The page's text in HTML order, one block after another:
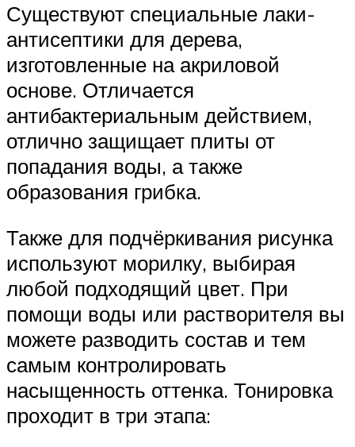
Существуют специальные лаки-
антисептики для дерева,
изготовленные на акриловой
основе. Отличается
антибактериальным действием,
отлично защищает плиты от
попадания воды, а также
образования грибка.
Также для подчёркивания рисунка
используют морилку, выбирая
любой подходящий цвет. При
помощи воды или растворителя вы
можете разводить состав и тем
самым контролировать
насыщенность оттенка. Тонировка
проходит в три этапа: